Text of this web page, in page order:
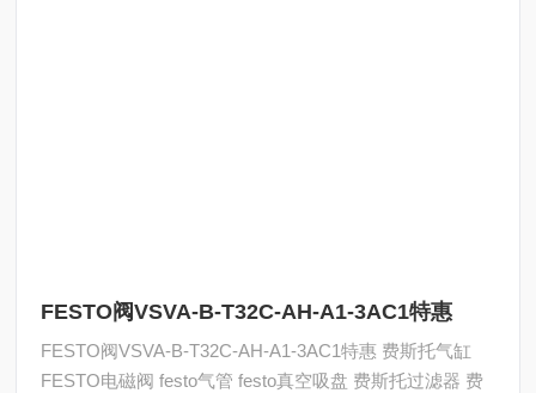
FESTO阀VSVA-B-T32C-AH-A1-3AC1特惠
FESTO阀VSVA-B-T32C-AH-A1-3AC1特惠 费斯托气缸
FESTO电磁阀 festo气管 festo真空吸盘 费斯托过滤器 费